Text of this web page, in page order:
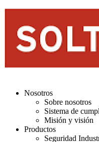
Nosotros
Sobre nosotros
Sistema de
Misión y visión
Productos
Seguridad